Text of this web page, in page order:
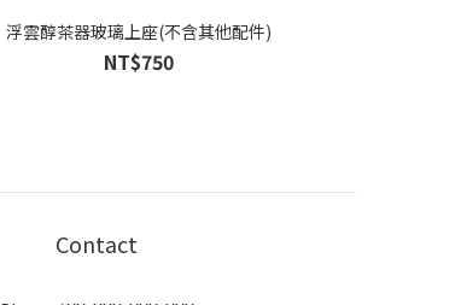
浮雲醇茶器玻璃上座(不含其他配件)
NT$750
Contact